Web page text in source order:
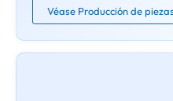
Véase Producción de